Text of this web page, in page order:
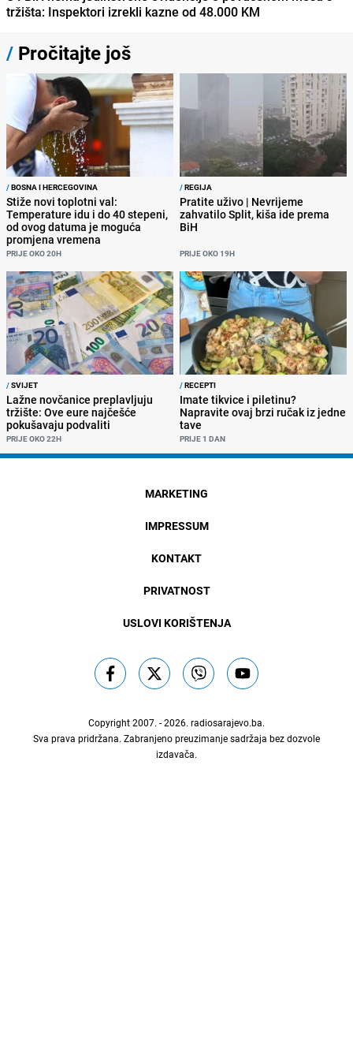
tržišta: Inspektori izrekli kazne od 48.000 KM
/ Pročitajte još
/BOSNA I HERCEGOVINA
Stiže novi toplotni val:
Temperature idu i do 40 stepeni,
od ovog datuma je moguća
promjena vremena
PRIJE OKO 20H
/REGIJA
Pratite uživo | Nevrijeme
zahvatilo Split, kiša ide prema
BiH
PRIJE OKO 19H
/SVIJET
Lažne novčanice preplavljuju
tržište: Ove eure najčešće
pokušavaju podvaliti
PRIJE OKO 22H
/RECEPTI
Imate tikvice i piletinu?
Napravite ovaj brzi ručak iz jedne
tave
PRIJE 1 DAN
MARKETING
IMPRESSUM
KONTAKT
PRIVATNOST
USLOVI KORIŠTENJA
Copyright 2007. - 2026. radiosarajevo.ba.
Sva prava pridržana. Zabranjeno preuzimanje sadržaja bez dozvole
izdavača.